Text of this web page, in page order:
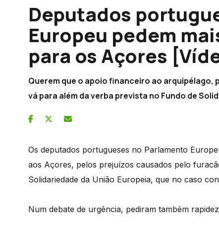
Deputados
Europeu pedem
para os Açores
Querem que o apoio financeiro ao
vá para além da verba prevista no Fundo de
Os deputados portugueses no Parlamento
aos Açores, pelos prejuízos causados pelo
Solidariedade da União Europeia, que no caso
Num debate de urgência, pediram também